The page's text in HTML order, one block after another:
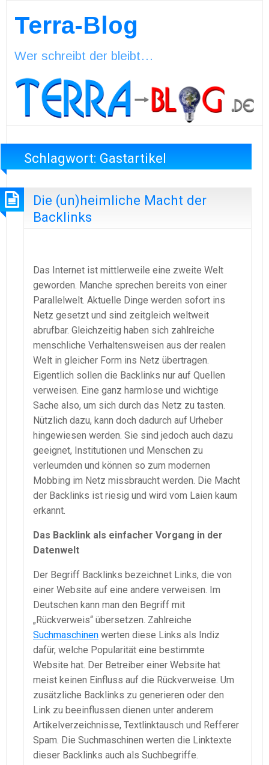
Terra-Blog
Wer schreibt der bleibt…
Schlagwort: Gastartikel
Die (un)heimliche Macht der
Backlinks
Das Internet ist mittlerweile eine zweite Welt
geworden. Manche sprechen bereits von einer
Parallelwelt. Aktuelle Dinge werden sofort ins
Netz gesetzt und sind zeitgleich weltweit
abrufbar. Gleichzeitig haben sich zahlreiche
menschliche Verhaltensweisen aus der realen
Welt in gleicher Form ins Netz übertragen.
Eigentlich sollen die Backlinks nur auf Quellen
verweisen. Eine ganz harmlose und wichtige
Sache also, um sich durch das Netz zu tasten.
Nützlich dazu, kann doch dadurch auf Urheber
hingewiesen werden. Sie sind jedoch auch dazu
geeignet, Institutionen und Menschen zu
verleumden und können so zum modernen
Mobbing im Netz missbraucht werden. Die Macht
der Backlinks ist riesig und wird vom Laien kaum
erkannt.
Das Backlink als einfacher Vorgang in der
Datenwelt
Der Begriff Backlinks bezeichnet Links, die von
einer Website auf eine andere verweisen. Im
Deutschen kann man den Begriff mit
„Rückverweis“ übersetzen. Zahlreiche
Suchmaschinen werten diese Links als Indiz
dafür, welche Popularität eine bestimmte
Website hat. Der Betreiber einer Website hat
meist keinen Einfluss auf die Rückverweise. Um
zusätzliche Backlinks zu generieren oder den
Link zu beeinflussen dienen unter anderem
Artikelverzeichnisse, Textlinktausch und Refferer
Spam. Die Suchmaschinen werten die Linktexte
dieser Backlinks auch als Suchbegriffe.